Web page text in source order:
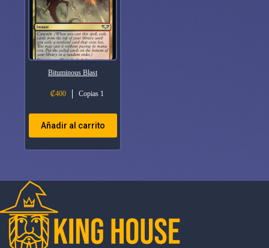
Bituminous Blast
₡400 Copias 1
Añadir al carrito